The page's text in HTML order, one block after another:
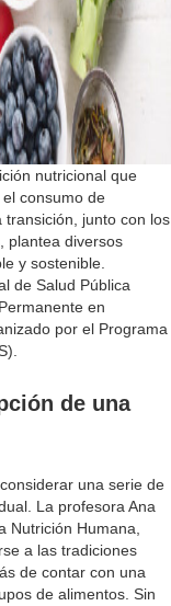
nutricional que
consumo de
transición, junto con los
plantea diversos
y sostenible.
de Salud Pública
en
por el Programa
de una
una serie de
La profesora Ana
Nutrición Humana,
a las tradiciones
de contar con una
de alimentos. Sin